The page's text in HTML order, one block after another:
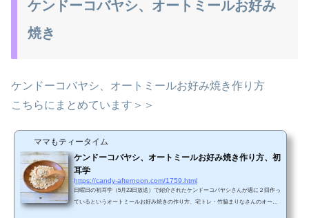
ケンドーコバヤシ、オートミールお好み
焼き
ケンドーコバヤシ、オートミールお好み焼き作り方
こちらにまとめています＞＞
ママもティータイム
ケンドーコバヤシ、オートミールお好み焼き作り方、初
耳学
https://candy-afternoon.com/1759.html
日曜日の初耳学（5月23日放送）で紹介されたケンドーコバヤシさんが週に２回作っ
ているというオートミールお好み焼きの作り方、宅トレ・竹脇まりなさんのオート